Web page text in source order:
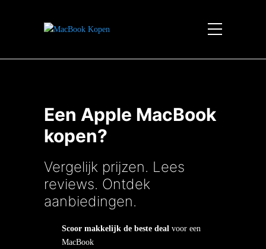
Een Apple MacBook
kopen?
Vergelijk prijzen. Lees
reviews. Ontdek
aanbiedingen.
Scoor makkelijk de beste deal voor een
MacBook